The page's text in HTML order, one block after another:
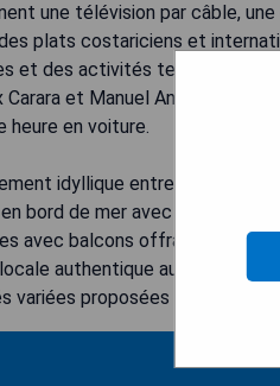
une télévision par câble,
plats costariciens et
et des activités telles que la
Carara et Manuel Antonio. Des
heure en voiture.
idyllique entre la forêt
bord de mer avec bar Tiki
avec balcons offrant vue
authentique au restaurant
variées proposées pour explorer